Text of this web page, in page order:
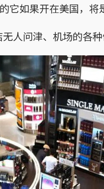
如果开在美国，将
人问津、机场的各种